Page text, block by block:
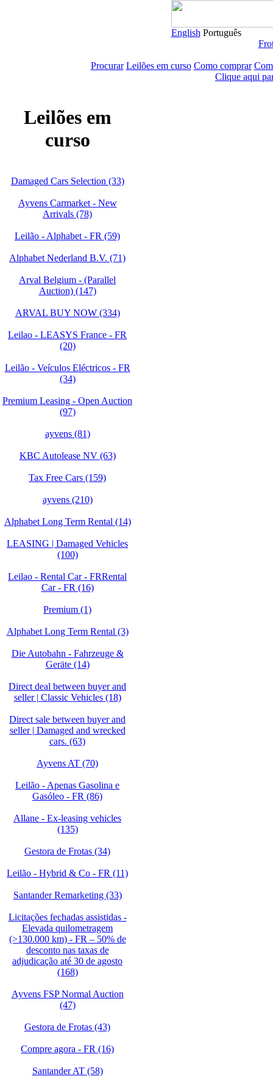
English Português
Procurar Leilões em curso Como comprar
Clique aqui
Leilões em
curso
Damaged Cars Selection (33)
Ayvens Carmarket - New
Arrivals (78)
Leilão - Alphabet - FR (59)
Alphabet Nederland B.V. (71)
Arval Belgium - (Parallel
Auction) (147)
ARVAL BUY NOW (334)
Leilao - LEASYS France - FR
(20)
Leilão - Veículos Eléctricos - FR
(34)
Premium Leasing - Open Auction
(97)
ayvens (81)
KBC Autolease NV (63)
Tax Free Cars (159)
ayvens (210)
Alphabet Long Term Rental (14)
LEASING | Damaged Vehicles
(100)
Leilao - Rental Car - FRRental
Car - FR (16)
Premium (1)
Alphabet Long Term Rental (3)
Die Autobahn - Fahrzeuge &
Geräte (14)
Direct deal between buyer and
seller | Classic Vehicles (18)
Direct sale between buyer and
seller | Damaged and wrecked
cars. (63)
Ayvens AT (70)
Leilão - Apenas Gasolina e
Gasóleo - FR (86)
Allane - Ex-leasing vehicles
(135)
Gestora de Frotas (34)
Leilão - Hybrid & Co - FR (11)
Santander Remarketing (33)
Licitações fechadas assistidas -
Elevada quilometragem
(>130.000 km) - FR – 50% de
desconto nas taxas de
adjudicação até 30 de agosto
(168)
Ayvens FSP Normal Auction
(47)
Gestora de Frotas (43)
Compre agora - FR (16)
Santander AT (58)